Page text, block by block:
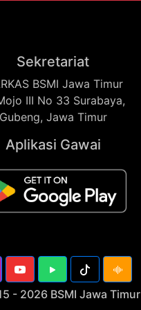
Sekretariat
BSMI Jawa Timur
III No 33 Surabaya,
Gubeng, Jawa Timur
Aplikasi Gawai
- 2026 BSMI Jawa Timur